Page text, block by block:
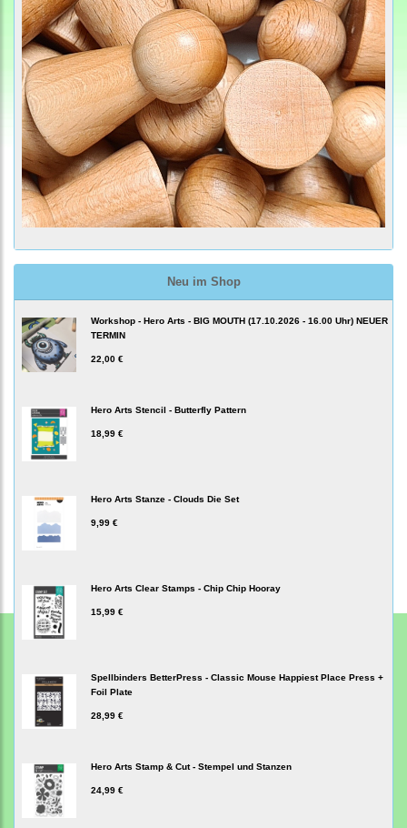
Neu im Shop
Workshop - Hero Arts - BIG MOUTH (17.10.2026 - 16.00 Uhr) NEUER
TERMIN
22,00 €
Hero Arts Stencil - Butterfly Pattern
18,99 €
Hero Arts Stanze - Clouds Die Set
9,99 €
Hero Arts Clear Stamps - Chip Chip Hooray
15,99 €
Spellbinders BetterPress - Classic Mouse Happiest Place Press +
Foil Plate
28,99 €
Hero Arts Stamp & Cut - Stempel und Stanzen
24,99 €